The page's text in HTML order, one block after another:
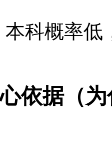
本科概率
依据（